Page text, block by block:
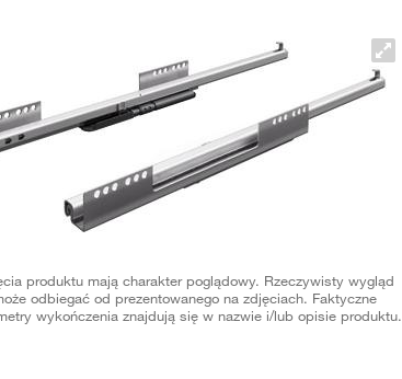
produktu mają charakter poglądowy. Rzeczywisty wygląd
odbiegać od prezentowanego na zdjęciach. Faktyczne
wykończenia znajdują się w nazwie i/lub opisie produktu.